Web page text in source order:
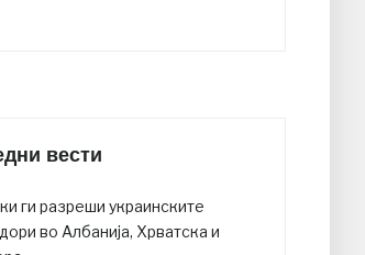
вести
ги разреши украинските
во Албанија, Хрватска и